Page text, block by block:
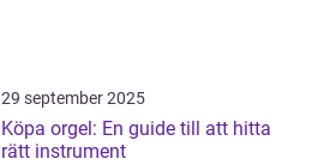
29 september 2025
Köpa orgel: En guide till att hitta
rätt instrument